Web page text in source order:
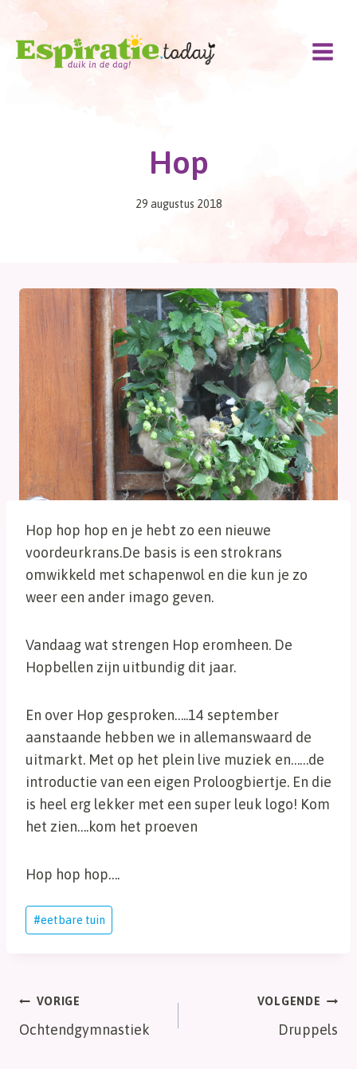
Doorgaan
inhoud
Hop
29 augustus 2018
Hop hop hop en je hebt zo een nieuwe
voordeurkrans.De basis is een strokrans
omwikkeld met schapenwol en die kun je zo
weer een ander imago geven.
Vandaag wat strengen Hop eromheen. De
Hopbellen zijn uitbundig dit jaar.
En over Hop gesproken…..14 september
aanstaande hebben we in allemanswaard de
uitmarkt. Met op het plein live muziek en……de
introductie van een eigen Proloogbiertje. En die
is heel erg lekker met een super leuk logo! Kom
het zien….kom het proeven
Hop hop hop….
Bericht
tags:
#eetbare tuin
Bericht
navigatie
VORIGE
Ochtendgymnastiek
VOLGENDE
Druppels